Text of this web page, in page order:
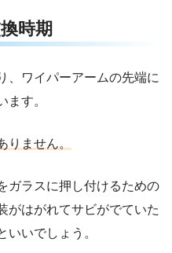
時期
、ワイパーアームの先端に
ます。
りません。
ガラスに押し付けるための
がはがれてサビがでていた
いいでしょう。